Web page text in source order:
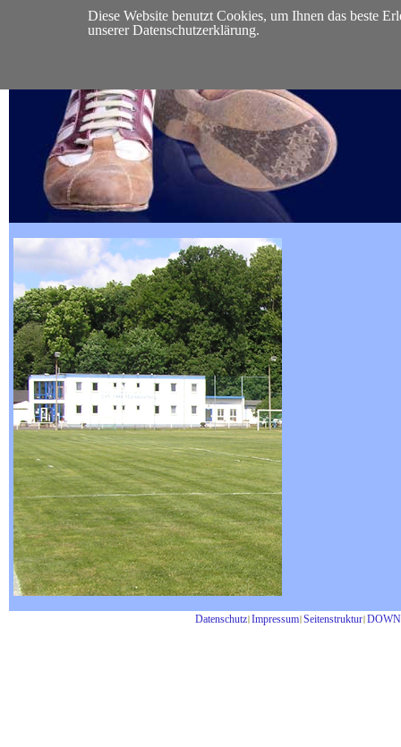
VEREIN VORSTAND SEKTIONEN
Datenschutz Impressum Seitenstruktur
Diese Website benutzt Cookies, um Ihnen das beste
unserer Datenschutzerklärung.